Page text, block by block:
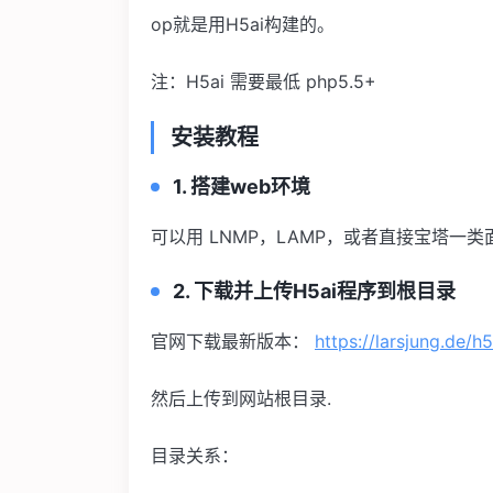
op就是用H5ai构建的。
注：H5ai 需要最低 php5.5+
安装教程
1.搭建web环境
可以用 LNMP，LAMP，或者直接宝塔一类
2. 下载并上传H5ai程序到根目录
官网下载最新版本： https://larsjung.de/
然后上传到网站根目录.
目录关系：